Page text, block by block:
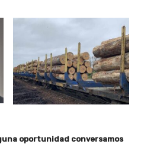
oportunidad conversamos